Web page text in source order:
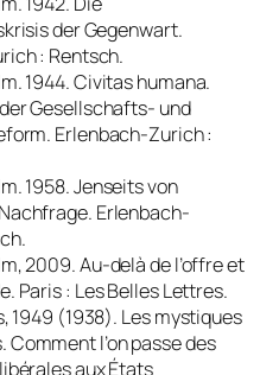
der Gegenwart.
: Rentsch.
1944.Civitas humana.
Gesellschafts- und
. Erlenbach-Zurich :
1958.Jenseits von
. Erlenbach-
2009.Au-delà de l’offre et
. Paris : Les Belles Lettres.
1949 (1938). Les mystiques
l’on passe des
aux États